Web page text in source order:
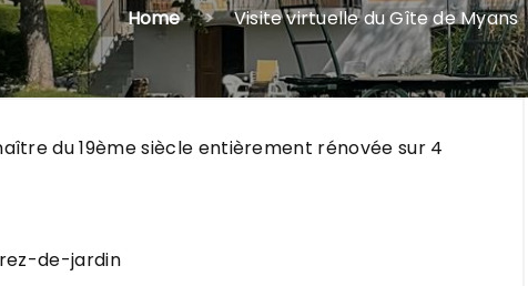
Home Visite virtuelle du Gîte de Myans
du 19ème siècle entièrement rénovée sur 4
de-jardin